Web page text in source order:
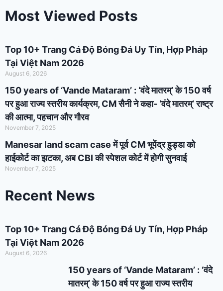
Most Viewed Posts
Top 10+ Trang Cá Độ Bóng Đá Uy Tín, Hợp Pháp
Tại Việt Nam 2026
August 6, 2026
150 years of ‘Vande Mataram’ : ‘वंदे मातरम्’ के 150 वर्ष
पर हुआ राज्य स्तरीय कार्यक्रम, CM सैनी ने कहा- ‘वंदे मातरम्’ राष्ट्र
की आत्मा, पहचान और गौरव
November 7, 2025
Manesar land scam case में पूर्व CM भूपेंद्र हुड्डा को
हाईकोर्ट का झटका, अब CBI की स्पेशल कोर्ट में होगी सुनवाई
November 7, 2025
Recent News
Top 10+ Trang Cá Độ Bóng Đá Uy Tín, Hợp Pháp
Tại Việt Nam 2026
August 6, 2026
150 years of ‘Vande Mataram’ : ‘वंदे
मातरम्’ के 150 वर्ष पर हुआ राज्य स्तरीय